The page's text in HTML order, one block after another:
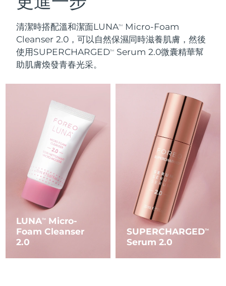
清潔時搭配溫和潔面LUNATM
Micro-Foam
Cleanser 2.0，可以自然保濕同時滋養肌膚 ，然後
使用SUPERCHARGEDTM
Serum 2.0微囊精華幫
助肌膚煥發青春光采。
LUNATM
Micro-
Foam Cleanser
2.0
SUPERCHARGEDTM
Serum 2.0
挪威
阿曼 預計送達日期 8/14/26
菲律賓
波蘭 預計送達日期8/12/26
預計送達日期 8/11/26
波多黎各 預計送達日期 8/13/26
預計送達日期 8/12/26
留尼旺 預計送達日期 8/16/26
羅馬尼亞 預計送達日期
俄羅斯 預計送達日期